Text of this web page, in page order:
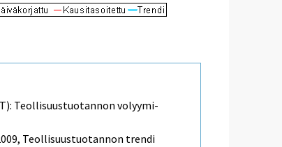
Teollisuustuotannon volyymi-
Teollisuustuotannon trendi